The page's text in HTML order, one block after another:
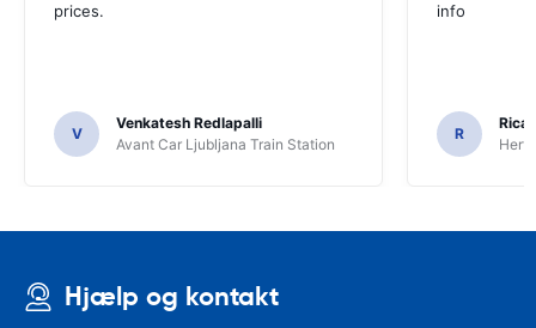
prices.
V
Venkatesh Redlapalli
Avant Car Ljubljana Train Station
info
R
Hjælp og kontakt